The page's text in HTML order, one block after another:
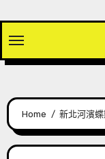
content
Home 新北河濱